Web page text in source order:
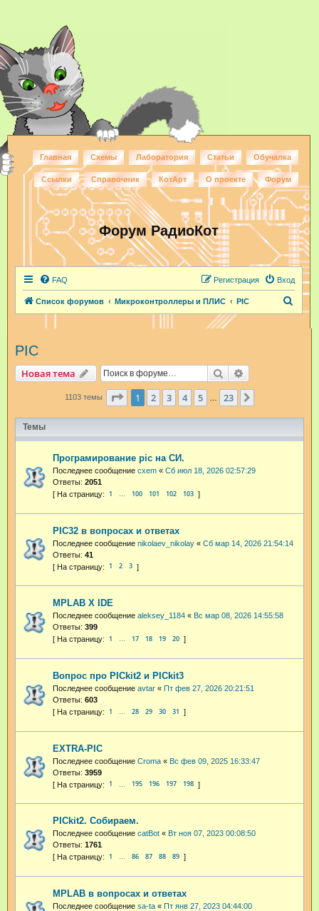
Главная Схемы Лаборатория Статьи Обучалка
Ссылки Справочник КотАрт О проекте Форум
Форум РадиоКот
FAQ Вход
Регистрация
Список форумов Микроконтроллеры и ПЛИС PIC
PIC
Новая тема Поиск
1103 темы Страница из 23
1 2 3 4 5 23
Темы
Програмирование pic на СИ.
Последнее сообщение cxem « Сб июл 18, 2026 02:57:29
Ответы: 2051
1 … 100 101 102 103
PIC32 в вопросах и ответах
Последнее сообщение nikolaev_nikolay « Сб мар 14, 2026 21:54:14
Ответы: 41
1 2 3
MPLAB X IDE
Последнее сообщение aleksey_1184 « Вс мар 08, 2026 14:55:58
Ответы: 399
1 … 17 18 19 20
Вопрос про PICkit2 и PICkit3
Последнее сообщение avtar « Пт фев 27, 2026 20:21:51
Ответы: 603
1 … 28 29 30 31
EXTRA-PIC
Последнее сообщение Croma « Вс фев 09, 2025 16:33:47
Ответы: 3959
1 195 196 197 198
PICkit2. Собираем.
Последнее сообщение catBot « Вт ноя 07, 2023 00:08:50
Ответы: 1761
1 … 86 87 88 89
MPLAB в вопросах и ответах
Последнее сообщение sa-ta « Пт янв 27, 2023 04:44:00